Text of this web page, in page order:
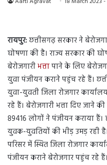
रायपुर:छत्तीसगढ़ सरकार ने
घोषणा की है। राज्य सरकार की
बेरोजगारीभत्तापाने के लिए
युवा पंजीयन कराने पहुंच रहे हैं।
युवा-युवती जिला रोजगार
रहे हैं। बेरोजगारी भत्ता दिए
89416 लोगों ने पंजीयन कराया हैं।
युवक-युवतियों की भीड़ उमड़ रही
परिसर में स्थित जिला रोजगार
पंजीयन कराने बेरोजगार पहुंच रहे हैं।